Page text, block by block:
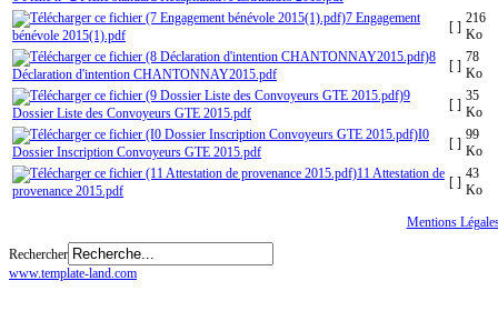
7 Engagement
bénévole 2015(1).pdf
[ ]
216
Ko
8
Déclaration d'intention CHANTONNAY2015.pdf
[ ]
78
Ko
9
Dossier Liste des Convoyeurs GTE 2015.pdf
[ ]
35
Ko
I0
Dossier Inscription Convoyeurs GTE 2015.pdf
[ ]
99
Ko
11 Attestation de
provenance 2015.pdf
[ ]
43
Ko
Mentions
Rechercher
www.template-land.com